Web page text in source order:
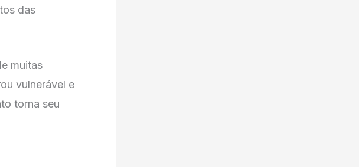
das
muitas
vulnerável e
torna seu